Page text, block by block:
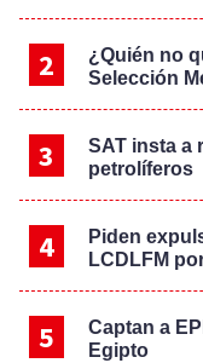
¿Quién no
Selección
SAT insta a
petrolíferos
Piden
LCDLFM
Captan a
Egipto